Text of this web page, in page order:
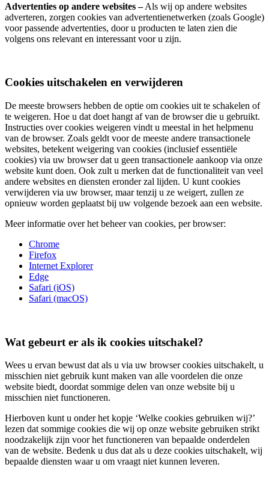
Advertenties op andere websites –Als wij op andere websites
adverteren, zorgen cookies van advertentienetwerken (zoals Google)
voor passende advertenties, door u producten te laten zien die
volgens ons relevant en interessant voor u zijn.
Cookies uitschakelen en verwijderen
De meeste browsers hebben de optie om cookies uit te schakelen of
te weigeren. Hoe u dat doet hangt af van de browser die u gebruikt.
Instructies over cookies weigeren vindt u meestal in het helpmenu
van de browser. Zoals geldt voor de meeste andere transactionele
websites, betekent weigering van cookies (inclusief essentiële
cookies) via uw browser dat u geen transactionele aankoop via onze
website kunt doen. Ook zult u merken dat de functionaliteit van veel
andere websites en diensten eronder zal lijden. U kunt cookies
verwijderen via uw browser, maar tenzij u ze weigert, zullen ze
opnieuw worden geplaatst bij uw volgende bezoek aan een website.
Meer informatie over het beheer van cookies, per browser:
Chrome
Firefox
Internet Explorer
Edge
Safari (iOS)
Safari (macOS)
Wat gebeurt er als ik cookies uitschakel?
Wees u ervan bewust dat als u via uw browser cookies uitschakelt, u
misschien niet gebruik kunt maken van alle voordelen die onze
website biedt, doordat sommige delen van onze website bij u
misschien niet functioneren.
Hierboven kunt u onder het kopje ‘Welke cookies gebruiken wij?’
lezen dat sommige cookies die wij op onze website gebruiken strikt
noodzakelijk zijn voor het functioneren van bepaalde onderdelen
van de website. Bedenk u dus dat als u deze cookies uitschakelt, wij
bepaalde diensten waar u om vraagt niet kunnen leveren.